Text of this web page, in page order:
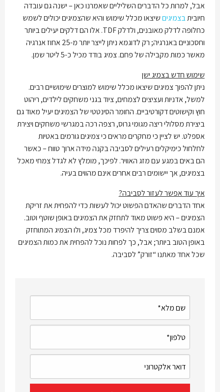
אבל, למרות כל הדברים השליליים שאמרנו כאן – ישנה גם עובדה
חיוביתבצמיגיםשיצאו מכלל שימוש והיא שהצמיגים יכולים לשמש
כחלופה לדלק מאובנים, ולדלק TDF. אלו הם דלקים יעילים ביותר
וחסכוניים באנרגיה; רק לדוגמא ניתן לייצר יותר מ-25 אחוז אנרגיה
מאשר כמות מקבילה של פחם. צמיג בודד מכיל כ-5 ליטר שמן.
שימוש חדש בצמיג ישן
ניתן להפוך צמיגים שיצאו מכלל שימוש למוצרים שימושיים רבים.
למשל, אדניות ועציצים לצמחים, ציוד בגני משחקים לילדים, ריהוט
חוץ וקישוטים דקורטיביים. החומר הסינטטי של הצמיגים יעיל מאוד גם
ביצירת מסלולי ריצה מגומי גרוס, רצפה רכה במגרשי משחקים ויצירת
אספלט. יש לציין כי מחקרים מראים כי צמיגים גורמים באטיות
לחלחול כימיקלים רעילים לסביבה בקנה מידה ארוך טווח – כאשר
הם באים במגע עם מזג האוויר. לפיכך, מומלץ לא לגדל צמחי מאכל
בצמיגים, אך יישומים רבים אחרים אינם מהווים בעיה.
איך עוד אפשר לעזור לסביבה?
אחד הדברים שהאדם הפשוט יכול לעשות כדי להפחית את זריקת
הצמיגים – היא פשוט מאוד לתחזק את הצמיגים באופן שוטף וטוב.
אמנם בשלב מסוים צריך להיפרד מכל צמיג, ולו הצמיג המתוחזק
באופן הטוב ביותר; אבל, כך לפחות נוכל להפחית את כמות הצמיגים
שכל אחד מאתנו “זורק” לסביבה.